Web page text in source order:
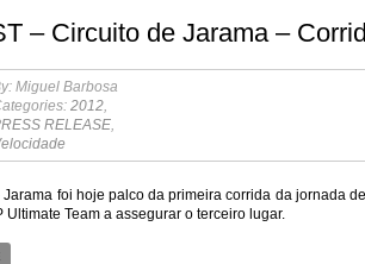
– Circuito de Jarama –
Miguel Barbosa
2012,
RELEASE,
Jarama foi hoje palco da primeira corrida da jornada
Ultimate Team a assegurar o terceiro lugar.